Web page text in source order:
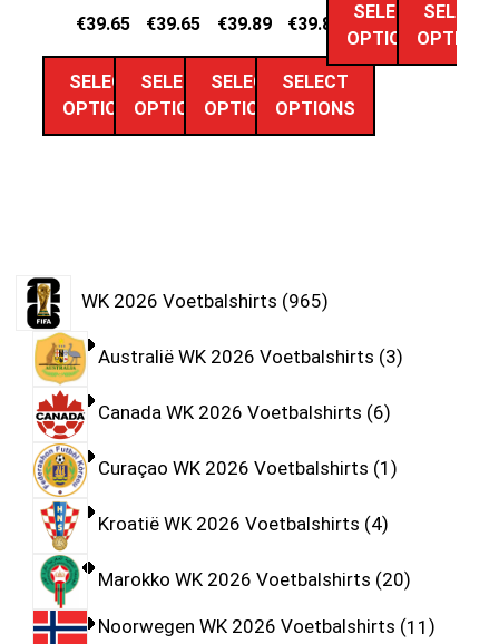
€39.65
SELECT
OPTIONS
€39.65
SELECT
OPTIONS
€39.89
SELECT
OPTIONS
€39.89
SELECT
OPTIONS
SELECT
OPTIONS
SELECT
OPTIONS
WK 2026 Voetbalshirts 965
Australië WK 2026 Voetbalshirts 3
Canada WK 2026 Voetbalshirts 6
Curaçao WK 2026 Voetbalshirts 1
Kroatië WK 2026 Voetbalshirts 4
Marokko WK 2026 Voetbalshirts 20
Noorwegen WK 2026 Voetbalshirts 11